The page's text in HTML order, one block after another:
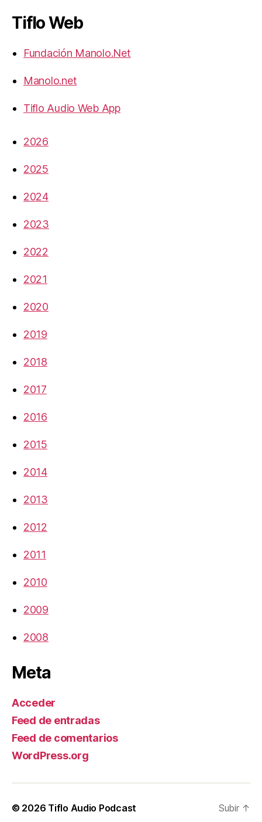
Tiflo Web
Fundación Manolo.Net
Manolo.net
Tiflo Audio Web App
2026
2025
2024
2023
2022
2021
2020
2019
2018
2017
2016
2015
2014
2013
2012
2011
2010
2009
2008
Meta
Acceder
Feed de entradas
Feed de comentarios
WordPress.org
© 2026 Tiflo Audio Podcast Subir ↑